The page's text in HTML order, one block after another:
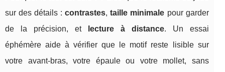
sur des détails :contrastes,taille minimale pour garder
de la précision, et
lecture à distance. Un essai
éphémère aide à vérifier que le motif reste lisible sur
votre avant-bras, votre épaule ou votre mollet, sans